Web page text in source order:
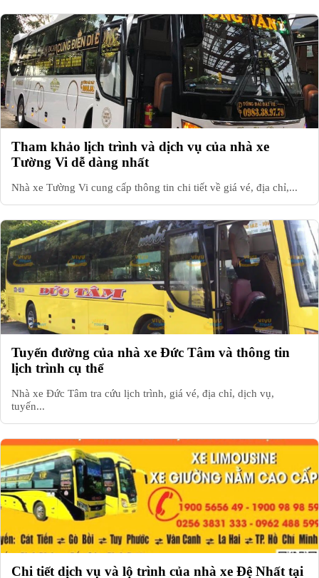
Tham khảo lịch trình và dịch vụ của nhà xe
Tường Vi dễ dàng nhất
Nhà xe Tường Vi cung cấp thông tin chi tiết về giá vé, địa chỉ,...
Tuyến đường của nhà xe Đức Tâm và thông tin
lịch trình cụ thể
Nhà xe Đức Tâm tra cứu lịch trình, giá vé, địa chỉ, dịch vụ,
tuyến...
Chi tiết dịch vụ và lộ trình của nhà xe Đệ Nhất tại